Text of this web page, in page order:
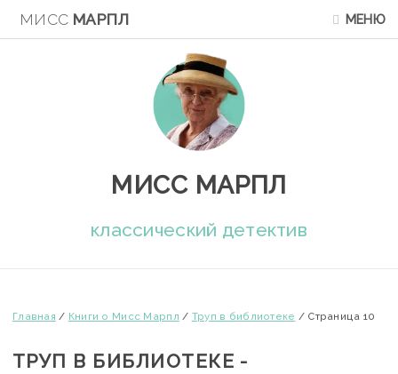
МИСС МАРПЛ МЕНЮ
МИСС МАРПЛ
классический детектив
Главная / Книги о Мисс Марпл / Труп в библиотеке / Страница 10
ТРУП В БИБЛИОТЕКЕ -